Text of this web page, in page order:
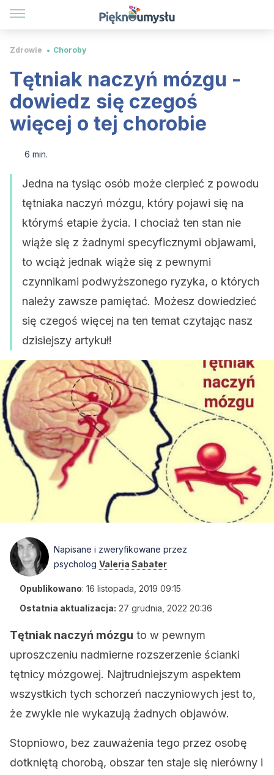
Zdrowie Choroby
Tętniak naczyń mózgu -
dowiedz się czegoś
więcej o tej chorobie
6 min.
Jedna na tysiąc osób może cierpieć z powodu
tętniaka naczyń mózgu, który pojawi się na
którymś etapie życia. I chociaż ten stan nie
wiąże się z żadnymi specyficznymi objawami,
to wciąż jednak wiąże się z pewnymi
czynnikami podwyższonego ryzyka, o których
należy zawsze pamiętać. Możesz dowiedzieć
się czegoś więcej na ten temat czytając nasz
dzisiejszy artykuł!
Napisane i zweryfikowane przez
psycholog Valeria Sabater
Opublikowano: 16 listopada, 2019 09:15
Ostatnia aktualizacja: 27 grudnia, 2022 20:36
Tętniak naczyń mózgu to w pewnym
uproszczeniu nadmierne rozszerzenie ścianki
tętnicy mózgowej. Najtrudniejszym aspektem
wszystkich tych schorzeń naczyniowych jest to,
że zwykle nie wykazują żadnych objawów.
Stopniowo, bez zauważenia tego przez osobę
dotkniętą chorobą, obszar ten staje się nierówny i